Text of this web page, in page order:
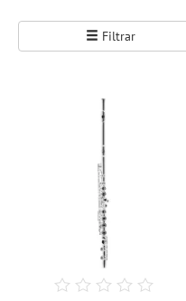
Filtrar